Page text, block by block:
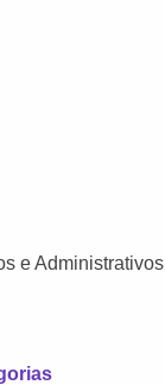
e Administrativos